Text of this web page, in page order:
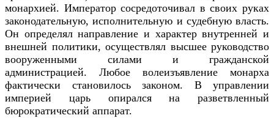
монархией. Император сосредоточивал в своих руках
законодательную, исполнительную и судебную власть.
Он определял направление и характер внутренней и
внешней политики, осуществлял высшее руководство
вооруженными силами и гражданской
администрацией. Любое волеизъявление монарха
фактически становилось законом. В управлении
империей царь опирался на разветвленный
бюрократический аппарат.